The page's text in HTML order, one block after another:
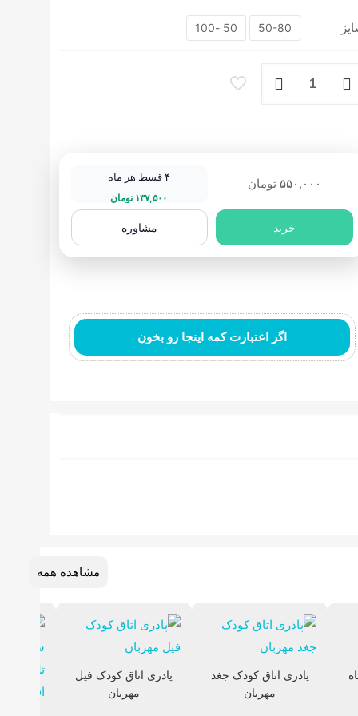
50-80
50 -100
۵۵۰,۰۰۰ تومان ۴ قسط هر ماه
۱۳۷,۵۰۰ تومان
خرید مشاوره
اگر اعتبارت کمه اینجا رو بخون
مشاهده همه
پادری اتاق کودک جغد
مهربان
پادری اتاق کودک فیل
مهربان